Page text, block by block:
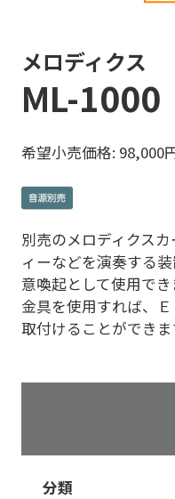
メロディクス
ML-1000
希望小売価格: 98,000
別売のメロディクス
ィーなどを演奏する
意喚起として使用で
金具を使用すれば、
取付けることができま
分類